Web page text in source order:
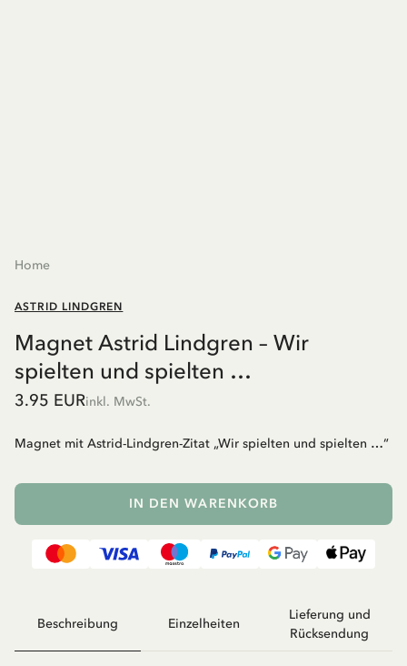
Home
ASTRID LINDGREN
Magnet Astrid Lindgren – Wir
spielten und spielten …
3.95 EURinkl. MwSt.
Magnet mit Astrid-Lindgren-Zitat „Wir spielten und spielten …“
IN DEN WARENKORB
Beschreibung Einzelheiten
Lieferung und
Rücksendung